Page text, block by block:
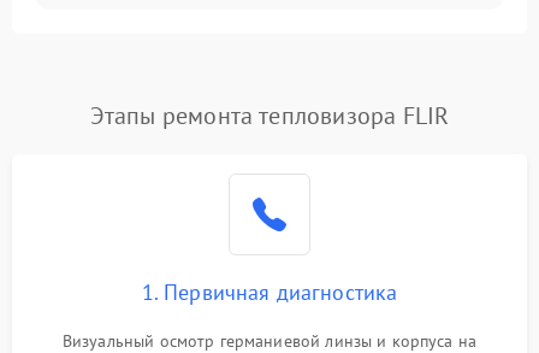
Сбои коммуникаций и интерфейсов
Экран (дисплей)
Этапы ремонта тепловизора FLIR
1. Первичная диагностика
Визуальный осмотр германиевой линзы и корпуса на